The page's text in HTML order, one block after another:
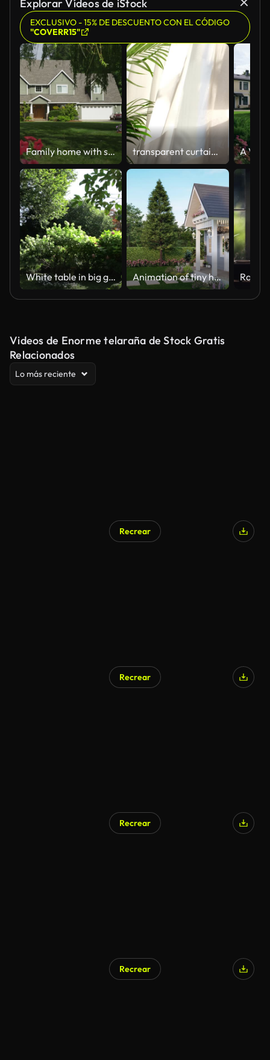
Explorar Vídeos de iStock
EXCLUSIVO - 15% DE DESCUENTO CON EL CÓDIGO
"COVERR15"
Family home with spring flowers, dolly movement transparent curtain on the window, gently moved by the wind. sunlight. sun's rays shine through the transparent tulle
White table in big garden Animation of tiny house with empty green lawn for copy space 3d render
Videos de Enorme telaraña de Stock Gratis
Relacionados
Lo más reciente
Recrear
Recrear
Recrear
Recrear